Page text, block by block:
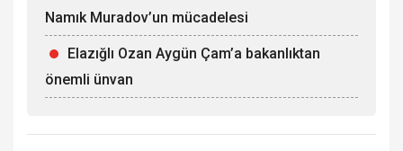
Namık Muradov’un mücadelesi
Elazığlı Ozan Aygün Çam’a bakanlıktan
önemli ünvan